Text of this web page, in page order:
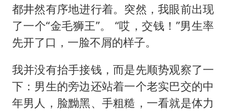
都井然有序地进行着。突然，我眼前出现
了一个“金毛狮王”。 “哎，交钱！”男生率
先开了口，一脸不屑的样子。
我并没有抬手接钱，而是先顺势观察了一
下：男生的旁边还站着一个老实巴交的中
年男人，脸黝黑、手粗糙，一看就是体力